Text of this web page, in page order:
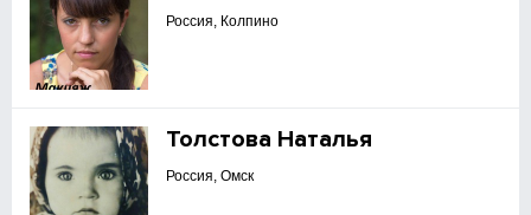
Россия, Колпино
Толстова Наталья
Россия, Омск